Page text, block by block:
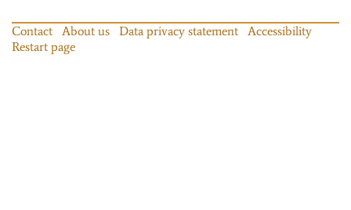
Contact About us Data privacy statement
Accessibility
Restart page